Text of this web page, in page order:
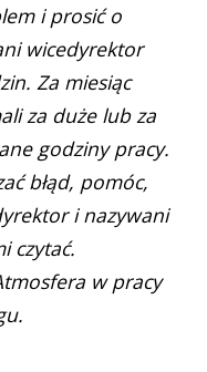
i prosić o
wicedyrektor
Za miesiąc
za duże lub za
godziny pracy.
błąd, pomóc,
i nazywani
czytać.
w pracy